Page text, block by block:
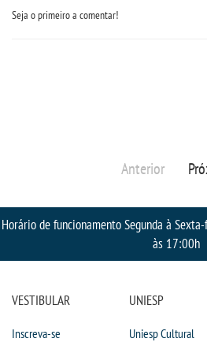
LOGIN
WEBMAIL
PORTAL DE ALUNOS
Seja o primeiro a comentar!
Anterior
Horário de funcionamento Segunda à
às 17:00h
VESTIBULAR
Inscreva-se
UNIESP
Uniesp Cultural